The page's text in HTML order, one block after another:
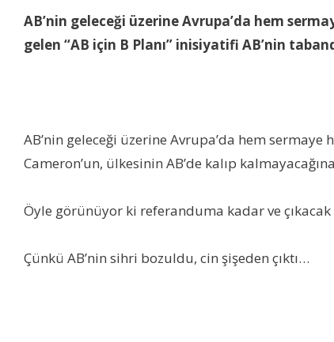
AB’nin geleceği üzerine Avrupa’da hem
gelen “AB için B Planı” inisiyatifi AB’nin
AB’nin geleceği üzerine Avrupa’da hem
Cameron’un, ülkesinin AB’de kalıp
Öyle görünüyor ki referanduma kadar ve
Çünkü AB’nin sihri bozuldu, cin şişeden çıktı…